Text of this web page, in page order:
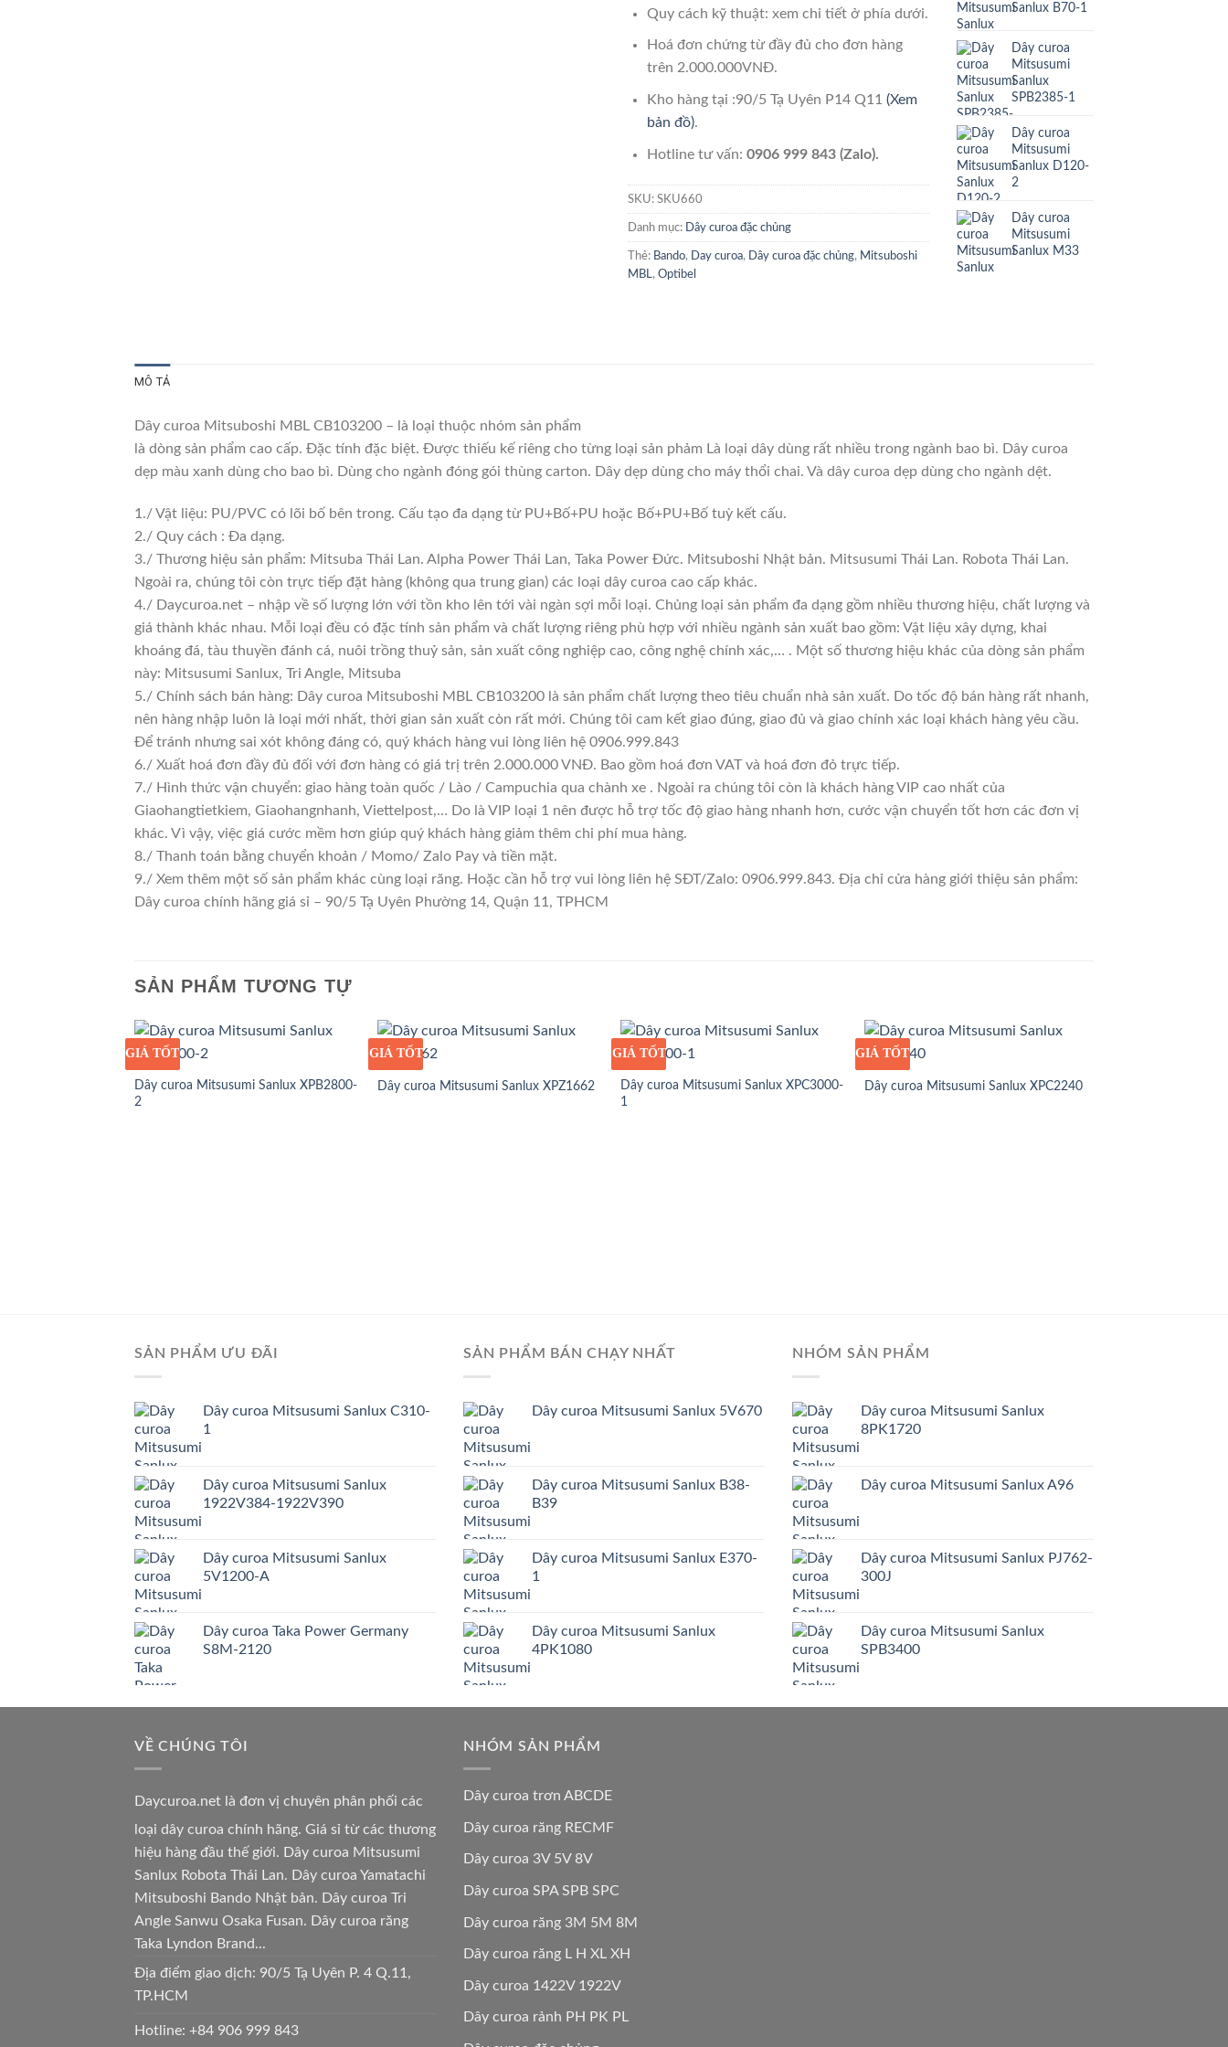
Quy cách kỹ thuật: xem chi tiết ở phía dưới.
Hoá đơn chứng từ đầy đủ cho đơn hàng
trên 2.000.000VNĐ.
Kho hàng tại :90/5 Tạ Uyên P14 Q11 (Xem
bản đồ).
Hotline tư vấn: 0906 999 843 (Zalo).
SKU: SKU660
Danh mục: Dây curoa đặc chủng
Thẻ: Bando, Day curoa, Dây curoa đặc chủng, Mitsuboshi
MBL , Optibel
Sanlux B70-1
Dây curoa
Mitsusumi
Sanlux
SPB2385-1
Dây curoa
Mitsusumi
Sanlux D120-
2
Dây curoa
Mitsusumi
Sanlux M33
MÔ TẢ
Dây curoa Mitsuboshi MBL CB103200 – là loại thuộc nhóm sản phẩm
là dòng sản phẩm cao cấp. Đặc tính đặc biệt. Được thiếu kế riêng cho từng loại sản phảm Là loại dây dùng rất nhiều trong ngành bao bì. Dây curoa
dẹp màu xanh dùng cho bao bì. Dùng cho ngành đóng gói thùng carton. Dây dẹp dùng cho máy thổi chai. Và dây curoa dẹp dùng cho ngành dệt.
1./ Vật liệu: PU/PVC có lõi bố bên trong. Cấu tạo đa dạng từ PU+Bố+PU hoặc Bố+PU+Bố tuỳ kết cấu.
2./ Quy cách : Đa dạng.
3./ Thương hiệu sản phẩm: Mitsuba Thái Lan. Alpha Power Thái Lan, Taka Power Đức. Mitsuboshi Nhật bản. Mitsusumi Thái Lan. Robota Thái Lan.
Ngoài ra, chúng tôi còn trực tiếp đặt hàng (không qua trung gian) các loại dây curoa cao cấp khác.
4./ Daycuroa.net – nhập về số lượng lớn với tồn kho lên tới vài ngàn sợi mỗi loại. Chủng loại sản phẩm đa dạng gồm nhiều thương hiệu, chất lượng và
giá thành khác nhau. Mỗi loại đều có đặc tính sản phẩm và chất lượng riêng phù hợp với nhiều ngành sản xuất bao gồm: Vật liệu xây dựng, khai
khoáng đá, tàu thuyền đánh cá, nuôi trồng thuỷ sản, sản xuất công nghiệp cao, công nghệ chính xác,… . Một số thương hiệu khác của dòng sản phẩm
này: Mitsusumi Sanlux, Tri Angle, Mitsuba
5./ Chính sách bán hàng: Dây curoa Mitsuboshi MBL CB103200 là sản phẩm chất lượng theo tiêu chuẩn nhà sản xuất. Do tốc độ bán hàng rất nhanh,
nên hàng nhập luôn là loại mới nhất, thời gian sản xuất còn rất mới. Chúng tôi cam kết giao đúng, giao đủ và giao chính xác loại khách hàng yêu cầu.
Để tránh nhưng sai xót không đáng có, quý khách hàng vui lòng liên hệ 0906.999.843
6./ Xuất hoá đơn đầy đủ đối với đơn hàng có giá trị trên 2.000.000 VNĐ. Bao gồm hoá đơn VAT và hoá đơn đỏ trực tiếp.
7./ Hình thức vận chuyển: giao hàng toàn quốc / Lào / Campuchia qua chành xe . Ngoài ra chúng tôi còn là khách hàng VIP cao nhất của
Giaohangtietkiem, Giaohangnhanh, Viettelpost,… Do là VIP loại 1 nên được hỗ trợ tốc độ giao hàng nhanh hơn, cước vận chuyển tốt hơn các đơn vị
khác. Vì vậy, việc giá cước mềm hơn giúp quý khách hàng giảm thêm chi phí mua hàng.
8./ Thanh toán bằng chuyển khoản / Momo/ Zalo Pay và tiền mặt.
9./ Xem thêm một số sản phẩm khác cùng loại răng. Hoặc cần hỗ trợ vui lòng liên hệ SĐT/Zalo: 0906.999.843. Địa chỉ cửa hàng giới thiệu sản phẩm:
Dây curoa chính hãng giá sỉ – 90/5 Tạ Uyên Phường 14, Quận 11, TPHCM
SẢN PHẨM TƯƠNG TỰ
GIÁ SỈ
GIÁ TỐT
Dây curoa Mitsusumi Sanlux XPB2800-
2
GIÁ SỈ
GIÁ TỐT
Dây curoa Mitsusumi Sanlux XPZ1662
GIÁ SỈ
GIÁ TỐT
Dây curoa Mitsusumi Sanlux XPC3000-
1
GIÁ SỈ
GIÁ TỐT
Dây curoa Mitsusumi Sanlux XPC2240
SẢN PHẨM ƯU ĐÃI
Dây curoa Mitsusumi Sanlux C310-
1
Dây curoa Mitsusumi Sanlux
1922V384-1922V390
Dây curoa Mitsusumi Sanlux
5V1200-A
Dây curoa Taka Power Germany
S8M-2120
SẢN PHẨM BÁN CHẠY NHẤT
Dây curoa Mitsusumi Sanlux 5V670
Dây curoa Mitsusumi Sanlux B38-
B39
Dây curoa Mitsusumi Sanlux E370-
1
Dây curoa Mitsusumi Sanlux
4PK1080
NHÓM SẢN PHẨM
Dây curoa Mitsusumi Sanlux
8PK1720
Dây curoa Mitsusumi Sanlux A96
Dây curoa Mitsusumi Sanlux PJ762-
300J
Dây curoa Mitsusumi Sanlux
SPB3400
VỀ CHÚNG TÔI
Daycuroa.net là đơn vị chuyên phân phối các
loại dây curoa chính hãng. Giá sỉ từ các thương
hiệu hàng đầu thế giới. Dây curoa Mitsusumi
Sanlux Robota Thái Lan. Dây curoa Yamatachi
Mitsuboshi Bando Nhật bản. Dây curoa Tri
Angle Sanwu Osaka Fusan. Dây curoa răng
Taka Lyndon Brand...
Địa điểm giao dịch: 90/5 Tạ Uyên P. 4 Q.11,
TP.HCM
Hotline: +84 906 999 843
NHÓM SẢN PHẨM
Dây curoa trơn ABCDE
Dây curoa răng RECMF
Dây curoa 3V 5V 8V
Dây curoa SPA SPB SPC
Dây curoa răng 3M 5M 8M
Dây curoa răng L H XL XH
Dây curoa 1422V 1922V
Dây curoa rảnh PH PK PL